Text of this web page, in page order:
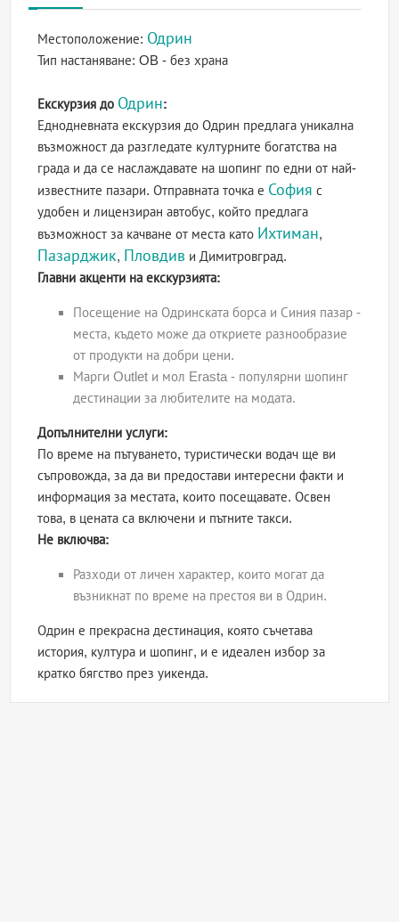
Местоположение: Одрин
Тип настаняване:OB - без храна
Екскурзия до Одрин:
Еднодневната екскурзия до Одрин предлага уникална
възможност да разгледате културните богатства на
града и да се наслаждавате на шопинг по едни от най-
известните пазари. Отправната точка е София с
удобен и лицензиран автобус, който предлага
възможност за качване от места като Ихтиман,
Пазарджик, Пловдив и Димитровград.
Главни акценти на екскурзията:
Посещение на Одринската борса и Синия пазар -
места, където може да откриете разнообразие
от продукти на добри цени.
Марги Outlet и мол Erasta - популярни шопинг
дестинации за любителите на модата.
Допълнителни услуги:
По време на пътуването, туристически водач ще ви
съпровожда, за да ви предостави интересни факти и
информация за местата, които посещавате. Освен
това, в цената са включени и пътните такси.
Не включва:
Разходи от личен характер, които могат да
възникнат по време на престоя ви в Одрин.
Одрин е прекрасна дестинация, която съчетава
история, култура и шопинг, и е идеален избор за
кратко бягство през уикенда.